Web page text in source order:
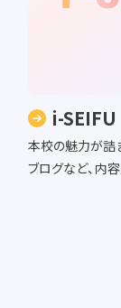
i-SEIFU
本校の魅力が詰
ブログなど、内